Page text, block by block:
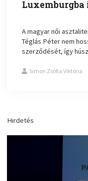
Luxemburgba
A magyar női
Téglás Péter nem
szerződését, így
Simon Zsófia Viktória
Hirdetés